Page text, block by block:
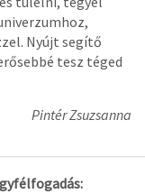
Nyújt segítő
tesz téged
Pintér Zsuzsanna